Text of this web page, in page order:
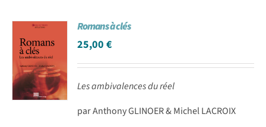
Romans à clés
25,00€
Les ambivalences du réel
par Anthony GLINOER & Michel LACROIX